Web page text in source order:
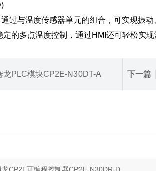
过与温度传感器单元的组合，可实现振
的多点温度控制，通过HMI还可轻松实
龙PLC模块CP2E-N30DT-A 下一篇